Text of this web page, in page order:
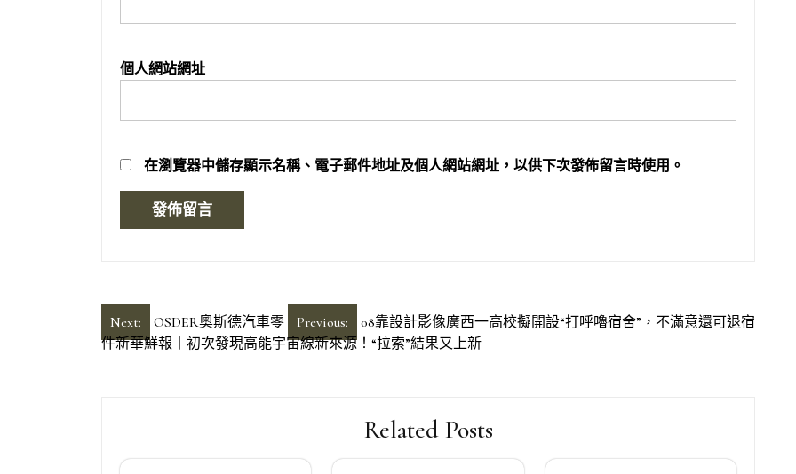
個人網站網址
在瀏覽器中儲存顯示名稱、電子郵件地址及個人網站網址，以供下次發佈留言時使用。
文
章
Previous: 08靠設計影像廣西一高校擬開設“打呼嚕宿舍”，不滿意還可退宿
Next:
OSDER奧斯德汽車零
件新華鮮報丨初次發現高能宇宙線新來源！“拉索”結果又上新
Related Posts